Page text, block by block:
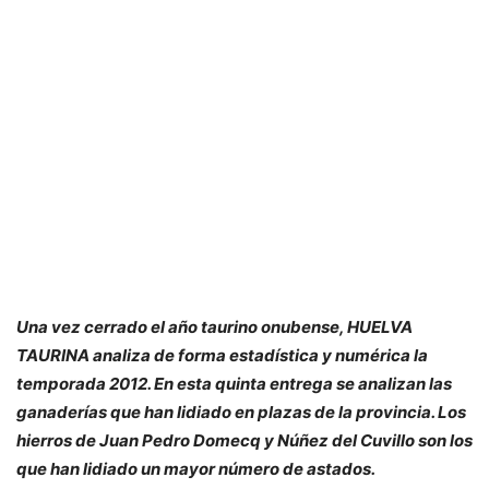
Una vez cerrado el año taurino onubense, HUELVA
TAURINA analiza de forma estadística y numérica la
temporada 2012. En esta quinta entrega se analizan las
ganaderías que han lidiado en plazas de la provincia. Los
hierros de Juan Pedro Domecq y Núñez del Cuvillo son los
que han lidiado un mayor número de astados.